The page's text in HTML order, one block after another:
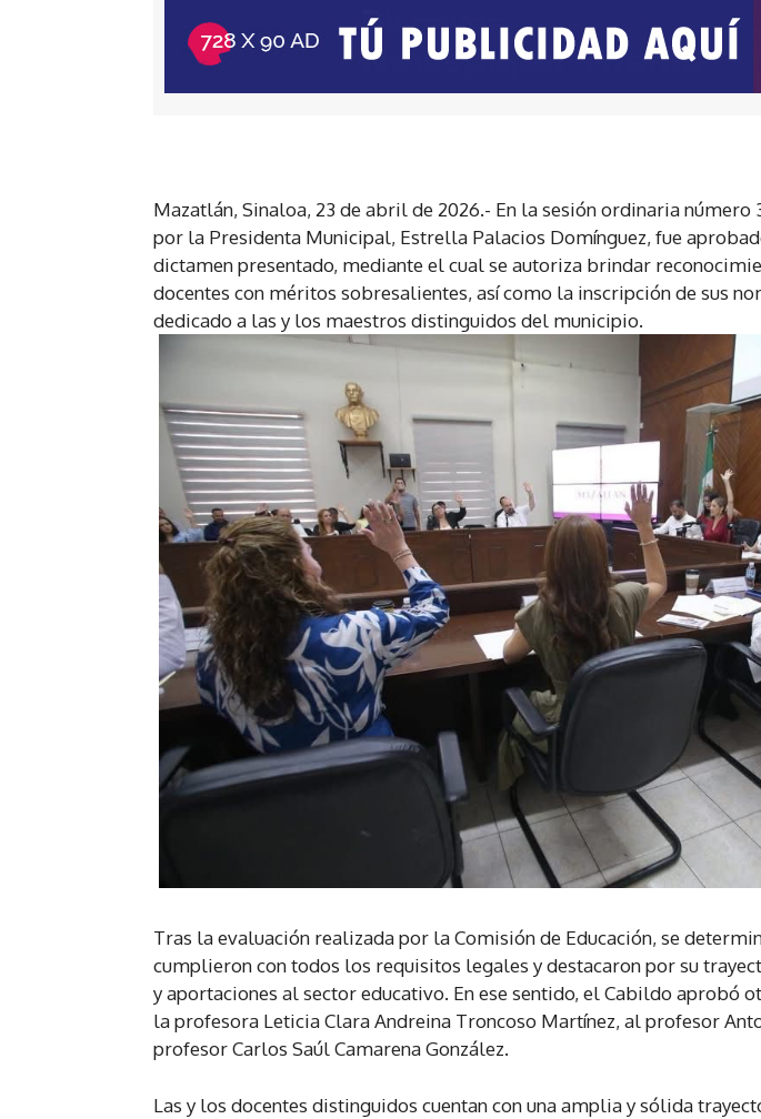
Mazatlán, Sinaloa, 23 de abril de 2026.- En la sesión ordinaria número
por la Presidenta Municipal, Estrella Palacios Domínguez, fue
dictamen presentado, mediante el cual se autoriza brindar
docentes con méritos sobresalientes, así como la inscripción de sus
dedicado a las y los maestros distinguidos del municipio.
Tras la evaluación realizada por la Comisión de Educación, se
cumplieron con todos los requisitos legales y destacaron por su
y aportaciones al sector educativo. En ese sentido, el Cabildo aprobó
la profesora Leticia Clara Andreina Troncoso Martínez, al profesor
profesor Carlos Saúl Camarena González.
Las y los docentes distinguidos cuentan con una amplia y sólida